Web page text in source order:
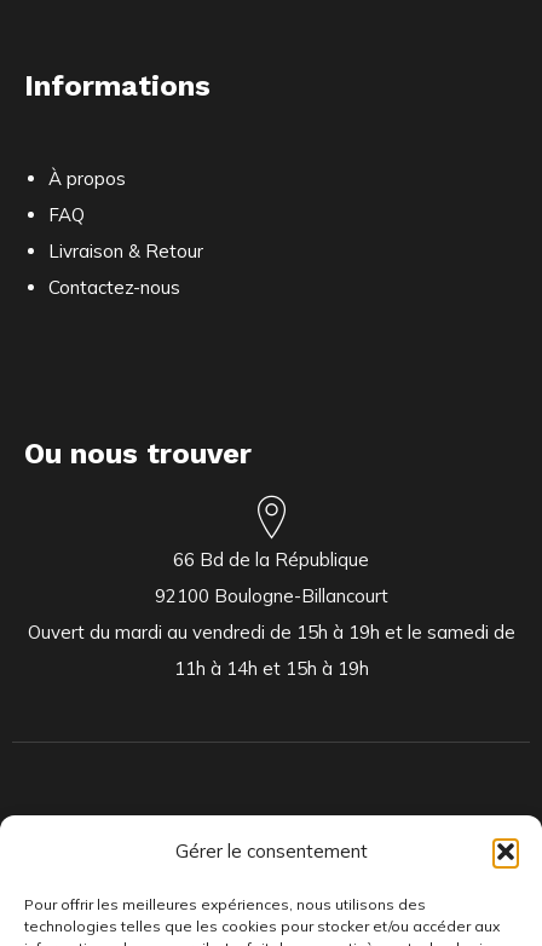
Gérer le consentement
Pour offrir les meilleures expériences, nous utilisons des
technologies telles que les cookies pour stocker et/ou accéder aux
Informations
À propos
FAQ
Livraison & Retour
Contactez-nous
Ou nous trouver
66 Bd de la République
92100 Boulogne-Billancourt
Ouvert du mardi au vendredi de 15h à 19h et le samedi de
11h à 14h et 15h à 19h
toujours des pépites musicales, dont des vinyles rares et exclusifs.